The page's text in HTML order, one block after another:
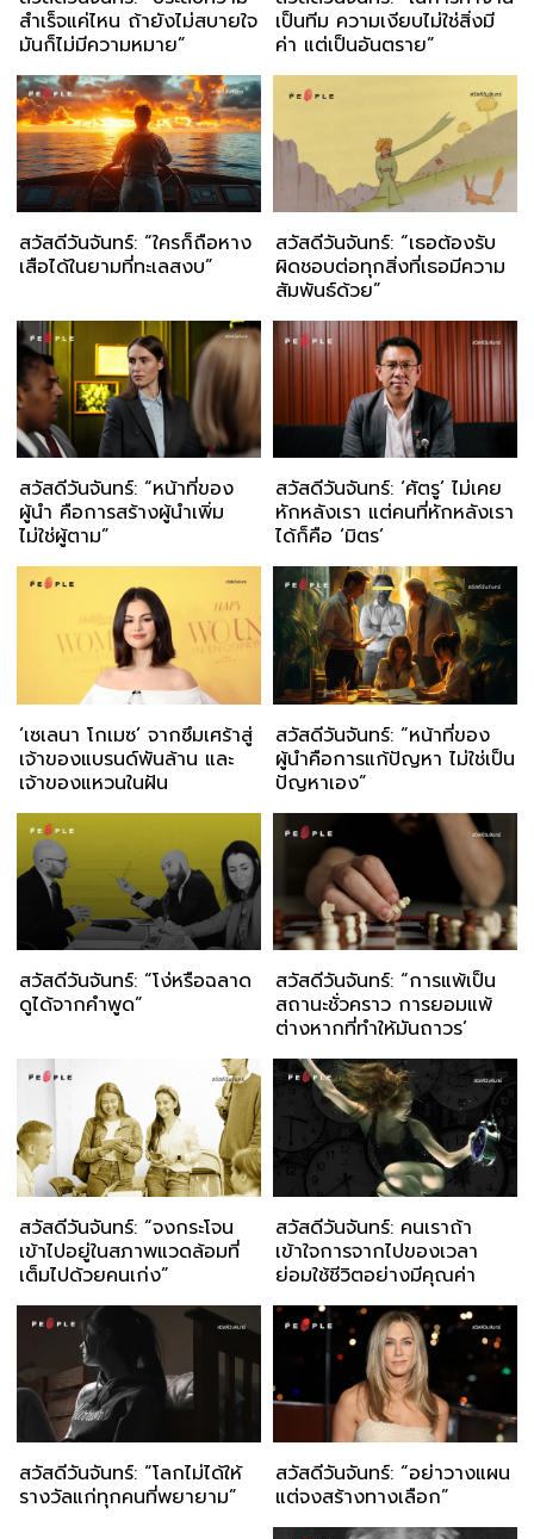
สำเร็จแค่ไหน ถ้ายังไม่สบายใจ
มันก็ไม่มีความหมาย”
เป็นทีม ความเงียบไม่ใช่สิ่งมี
ค่า แต่เป็นอันตราย”
สวัสดีวันจันทร์: “ใครก็ถือหาง
เสือได้ในยามที่ทะเลสงบ”
สวัสดีวันจันทร์: “เธอต้องรับ
ผิดชอบต่อทุกสิ่งที่เธอมีความ
สัมพันธ์ด้วย”
สวัสดีวันจันทร์: “หน้าที่ของ
ผู้นำ คือการสร้างผู้นำเพิ่ม
ไม่ใช่ผู้ตาม”
สวัสดีวันจันทร์: ‘ศัตรู’ ไม่เคย
หักหลังเรา แต่คนที่หักหลังเรา
ได้ก็คือ ‘มิตร’
‘เซเลนา โกเมซ’ จากซึมเศร้าสู่
เจ้าของแบรนด์พันล้าน และ
เจ้าของแหวนในฝัน
สวัสดีวันจันทร์: “หน้าที่ของ
ผู้นำคือการแก้ปัญหา ไม่ใช่เป็น
ปัญหาเอง”
สวัสดีวันจันทร์: “โง่หรือฉลาด
ดูได้จากคำพูด”
สวัสดีวันจันทร์: “การแพ้เป็น
สถานะชั่วคราว การยอมแพ้
ต่างหากที่ทำให้มันถาวร’
สวัสดีวันจันทร์: “จงกระโจน
เข้าไปอยู่ในสภาพแวดล้อมที่
เต็มไปด้วยคนเก่ง”
สวัสดีวันจันทร์: คนเราถ้า
เข้าใจการจากไปของเวลา
ย่อมใช้ชีวิตอย่างมีคุณค่า
สวัสดีวันจันทร์: “โลกไม่ได้ให้
รางวัลแก่ทุกคนที่พยายาม”
สวัสดีวันจันทร์: “อย่าวางแผน
แต่จงสร้างทางเลือก”